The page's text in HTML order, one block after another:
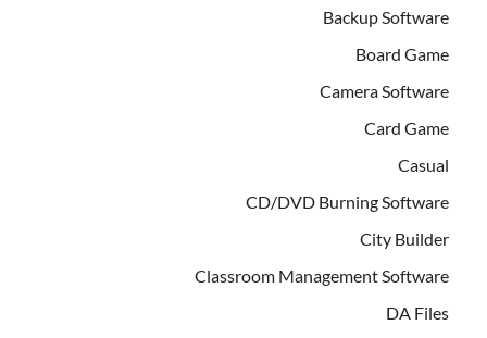
Backup Software
Board Game
Camera Software
Card Game
Casual
CD/DVD Burning Software
City Builder
Classroom Management Software
DA Files